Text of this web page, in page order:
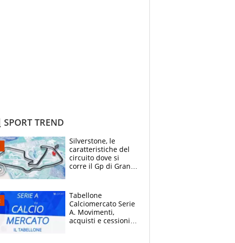
SPORT TREND
Silverstone, le
caratteristiche del
circuito dove si
corre il Gp di Gran
Tabellone
Calciomercato Serie
A. Movimenti,
acquisti e cessioni: